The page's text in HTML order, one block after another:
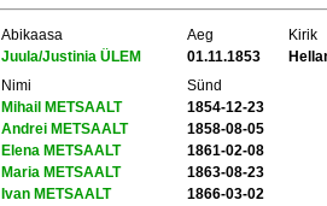
Abikaasa Aeg
Kirik
Juula/Justinia ÜLEM
01.11.1853
Nimi
Sünd
Mihail METSAALT
1854-12-23
Andrei METSAALT
1858-08-05
Elena METSAALT
1861-02-08
Maria METSAALT
1863-08-23
Ivan METSAALT
1866-03-02